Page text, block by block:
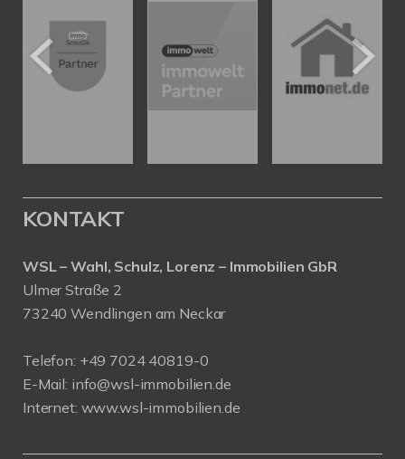
KONTAKT
WSL – Wahl, Schulz, Lorenz – Immobilien GbR
Ulmer Straße 2
73240 Wendlingen am Neckar
Telefon: +49 7024 40819-0
E-Mail: info@wsl-immobilien.de
Internet: www.wsl-immobilien.de